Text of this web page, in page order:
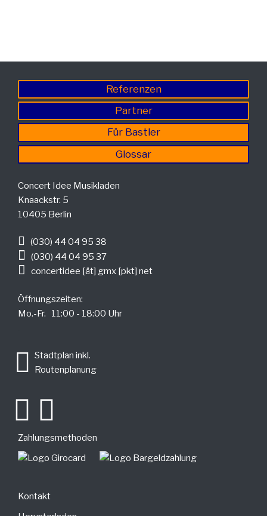
Referenzen
Partner
Für Bastler
Glossar
Concert Idee Musikladen
Knaackstr. 5
10405 Berlin
(030) 44 04 95 38
(030) 44 04 95 37
concertidee [ät] gmx [pkt] net
Öffnungszeiten:
Mo.-Fr. 11:00 - 18:00 Uhr
Stadtplan inkl.
Routenplanung
Zahlungsmethoden
Kontakt